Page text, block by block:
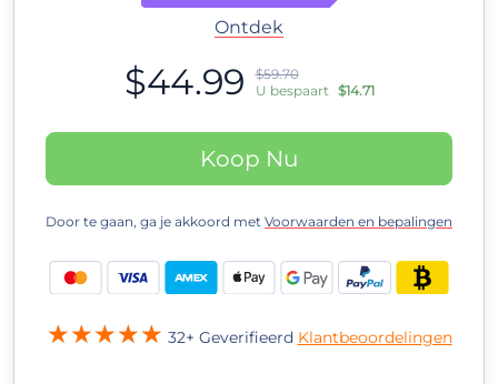
Ontdek
$44.99
$59.70
U bespaart $14.71
Koop Nu
Door te gaan, ga je akkoord met Voorwaarden en bepalingen
32+ Geverifieerd Klantbeoordelingen